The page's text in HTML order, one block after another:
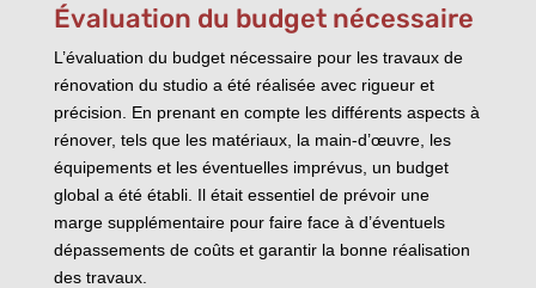
Évaluation du budget nécessaire
L’évaluation du budget nécessaire pour les travaux de
rénovation du studio a été réalisée avec rigueur et
précision. En prenant en compte les différents aspects à
rénover, tels que les matériaux, la main-d’œuvre, les
équipements et les éventuelles imprévus, un budget
global a été établi. Il était essentiel de prévoir une
marge supplémentaire pour faire face à d’éventuels
dépassements de coûts et garantir la bonne réalisation
des travaux.